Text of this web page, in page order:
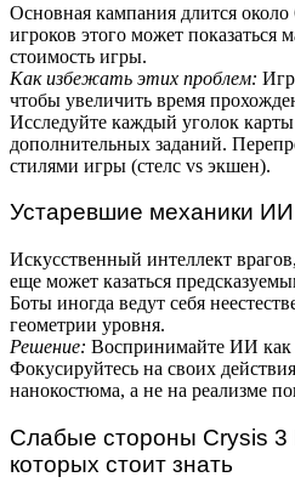
Основная кампания длится
игроков этого может показаться
стоимость игры.
Как избежать этих проблем:
чтобы увеличить время
Исследуйте каждый уголок
дополнительных заданий.
стилями игры (стелс vs экшен).
Устаревшие механики ИИ
Искусственный интеллект
еще может казаться
Боты иногда ведут себя
геометрии уровня.
Решение: Воспринимайте ИИ как
Фокусируйтесь на своих
нанокостюма, а не на реализме
Слабые стороны Crysis 3
которых стоит знать